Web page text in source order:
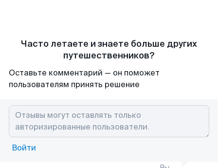
Часто летаете и знаете больше других
путешественников?
Оставьте комментарий — он поможет
пользователям принять решение
Войти